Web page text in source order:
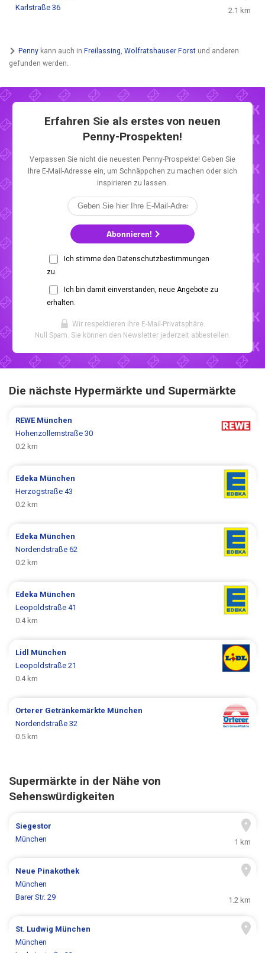
Karlstraße 36
2.1 km
Penny kann auch in Freilassing, Wolfratshauser Forst und anderen
gefunden werden.
Erfahren Sie als erstes von neuen
Penny-Prospekten!
Verpassen Sie nicht die neuesten Penny-Prospekte! Geben Sie
Ihre E-Mail-Adresse ein, um Schnäppchen zu machen oder sich
inspirieren zu lassen.
Abonnieren!
Ich stimme den Datenschutzbestimmungen
zu.
Ich bin damit einverstanden, neue Angebote zu
erhalten.
Wir respektieren Ihre E-Mail-Privatsphäre.
Null Spam. Sie können den Newsletter jederzeit abbestellen.
Die nächste Hypermärkte und Supermärkte
REWE München
Hohenzollernstraße 30
0.2 km
Edeka München
Herzogstraße 43
0.2 km
Edeka München
Nordendstraße 62
0.2 km
Edeka München
Leopoldstraße 41
0.4 km
Lidl München
Leopoldstraße 21
0.4 km
Orterer Getränkemärkte München
Nordendstraße 32
0.5 km
Supermärkte in der Nähe von
Sehenswürdigkeiten
Siegestor
München
1 km
Neue Pinakothek
München
Barer Str. 29
1.2 km
St. Ludwig München
München